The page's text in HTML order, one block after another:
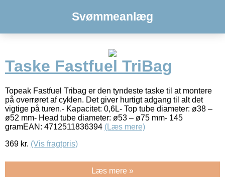
Svømmeanlæg
Taske Fastfuel TriBag
Topeak Fastfuel Tribag er den tyndeste taske til at montere
på overrøret af cyklen. Det giver hurtigt adgang til alt det
vigtige på turen.- Kapacitet: 0,6L- Top tube diameter: ø38 –
ø52 mm- Head tube diameter: ø53 – ø75 mm- 145
gramEAN: 4712511836394 (Læs mere)
369 kr. (Vis fragtpris)
Læs mere »